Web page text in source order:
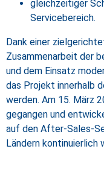
gleichzeitiger
Servicebereich.
Dank einer
Zusammenarbeit der
und dem Einsatz
das Projekt innerhalb
werden. Am 15. März
gegangen und
auf den After-Sales-
Ländern kontinuierlich